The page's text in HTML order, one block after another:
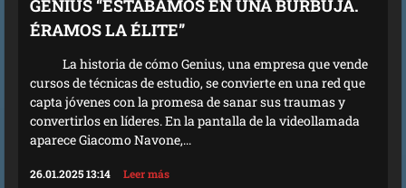
GENIUS “ESTÁBAMOS EN UNA BURBUJA.
ÉRAMOS LA ÉLITE”
La historia de cómo Genius, una empresa que vende
cursos de técnicas de estudio, se convierte en una red que
capta jóvenes con la promesa de sanar sus traumas y
convertirlos en líderes. En la pantalla de la videollamada
aparece Giacomo Navone,...
26.01.2025 13:14 Leer más